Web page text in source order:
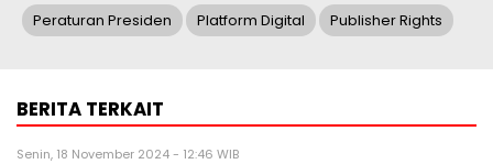
Peraturan Presiden Platform Digital Publisher Rights
BERITA TERKAIT
Senin, 18 November 2024 - 12:46 WIB